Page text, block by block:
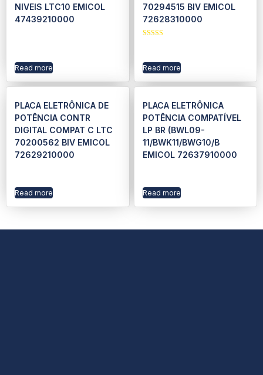
NIVEIS LTC10 EMICOL
47439210000
Read more
70294515 BIV EMICOL
72628310000
Read more
PLACA ELETRÔNICA DE
POTÊNCIA CONTR
DIGITAL COMPAT C LTC
70200562 BIV EMICOL
72629210000
Read more
PLACA ELETRÔNICA
POTÊNCIA COMPATÍVEL
LP BR (BWL09-
11/BWK11/BWG10/B
EMICOL 72637910000
Read more